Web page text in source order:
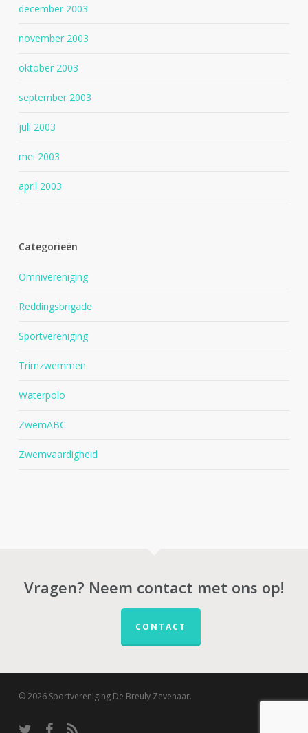
december 2003
november 2003
oktober 2003
september 2003
juli 2003
mei 2003
april 2003
Categorieën
Omnivereniging
Reddingsbrigade
Sportvereniging
Trimzwemmen
Waterpolo
ZwemABC
Zwemvaardigheid
Vragen? Neem contact met ons op!
CONTACT
© 2026 Sportvereniging De Breuly Zevenaar.
twitter facebook
RSS